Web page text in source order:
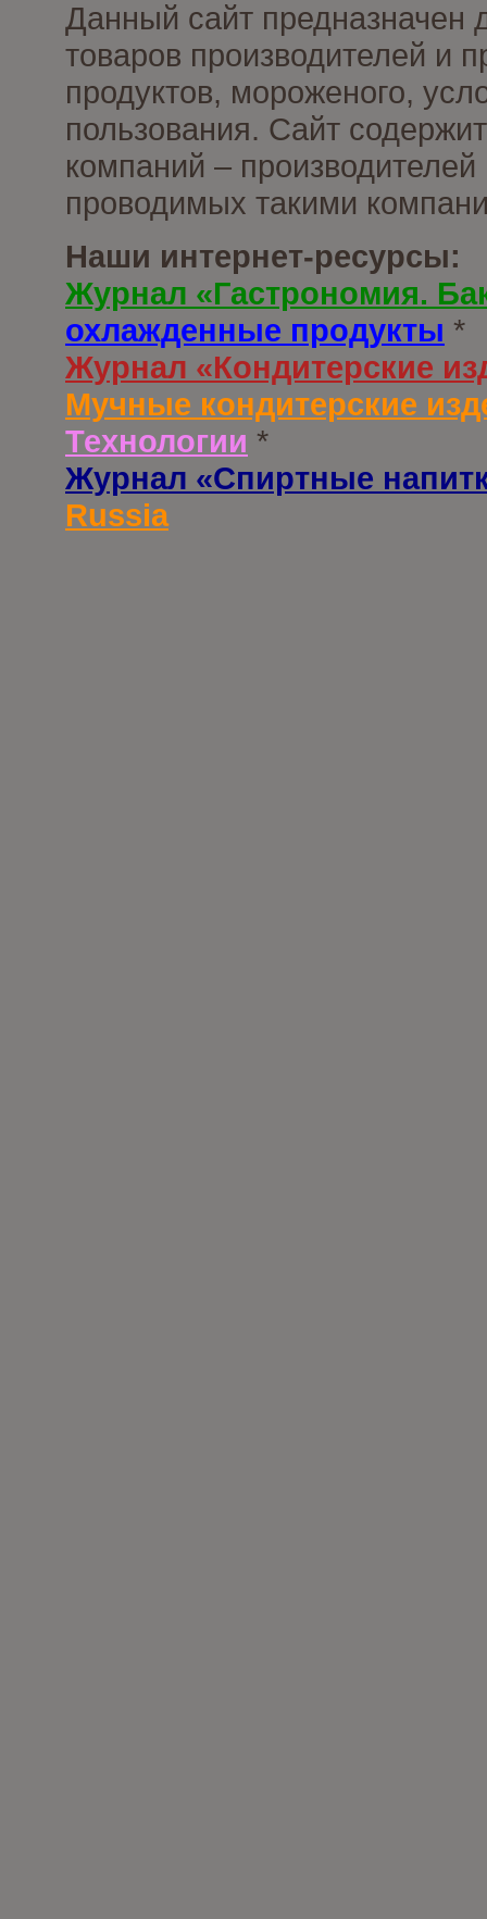
Данный сайт предназначен
товаров производителей и
продуктов, мороженого,
пользования. Сайт
компаний –
проводимых такими
Наши интернет-ресурсы:
Журнал «Гастрономия.
охлажденные продукты *
Журнал «Кондитерские
Мучные кондитерские
Технологии *
Журнал «Спиртные
Russia